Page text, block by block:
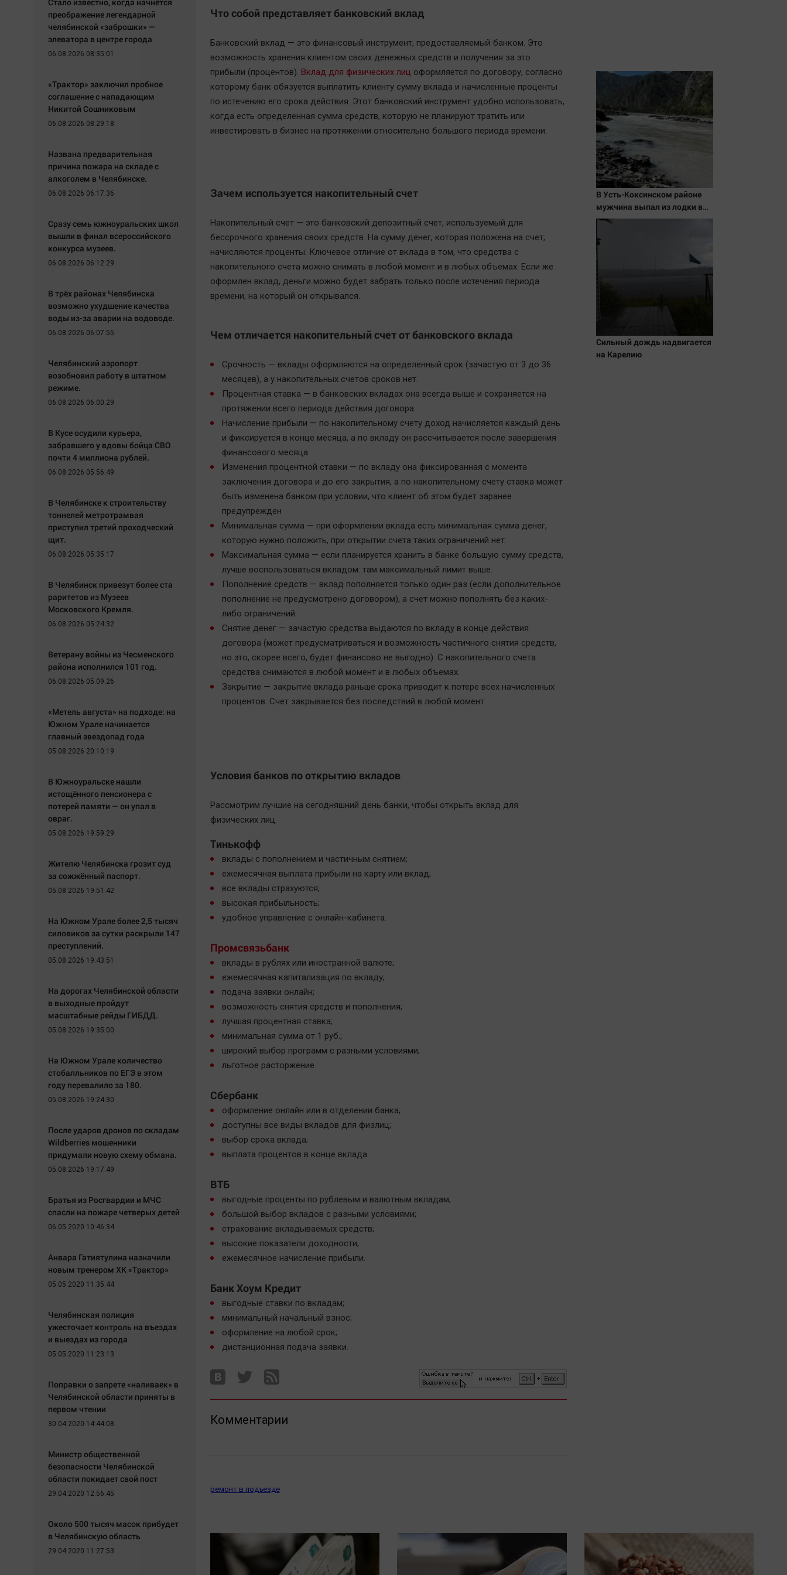
Что собой представляет банковский вклад
Банковский вклад — это финансовый инструмент, предоставляемый банком. Это
возможность хранения клиентом своих денежных средств и получения за это
прибыли (процентов). Вклад для физических лиц оформляется по договору, согласно
которому банк обязуется выплатить клиенту сумму вклада и начисленные проценты
по истечению его срока действия. Этот банковский инструмент удобно использовать,
когда есть определенная сумма средств, которую не планируют тратить или
инвестировать в бизнес на протяжении относительно большого периода времени.
Зачем используется накопительный счет
Накопительный счет — это банковский депозитный счет, используемый для
бессрочного хранения своих средств. На сумму денег, которая положена на счет,
начисляются проценты. Ключевое отличие от вклада в том, что средства с
накопительного счета можно снимать в любой момент и в любых объемах. Если же
оформлен вклад, деньги можно будет забрать только после истечения периода
времени, на который он открывался.
Чем отличается накопительный счет от банковского вклада
Срочность — вклады оформляются на определенный срок (зачастую от 3 до 36
месяцев), а у накопительных счетов сроков нет.
Процентная ставка — в банковских вкладах она всегда выше и сохраняется на
протяжении всего периода действия договора.
Начисление прибыли — по накопительному счету доход начисляется каждый день
и фиксируется в конце месяца, а по вкладу он рассчитывается после завершения
финансового месяца.
Изменения процентной ставки — по вкладу она фиксированная с момента
заключения договора и до его закрытия, а по накопительному счету ставка может
быть изменена банком при условии, что клиент об этом будет заранее
предупрежден
Минимальная сумма — при оформлении вклада есть минимальная сумма денег,
которую нужно положить, при открытии счета таких ограничений нет.
Максимальная сумма — если планируется хранить в банке большую сумму средств,
лучше воспользоваться вкладом: там максимальный лимит выше.
Пополнение средств — вклад пополняется только один раз (если дополнительное
пополнение не предусмотрено договором), а счет можно пополнять без каких-
либо ограничений.
Снятие денег — зачастую средства выдаются по вкладу в конце действия
договора (может предусматриваться и возможность частичного снятия средств,
но это, скорее всего, будет финансово не выгодно). С накопительного счета
средства снимаются в любой момент и в любых объемах.
Закрытие — закрытие вклада раньше срока приводит к потере всех начисленных
процентов. Счет закрывается без последствий в любой момент
Условия банков по открытию вкладов
Рассмотрим лучшие на сегодняшний день банки, чтобы открыть вклад для
физических лиц.
Тинькофф
вклады с пополнением и частичным снятием;
ежемесячная выплата прибыли на карту или вклад;
все вклады страхуются;
высокая прибыльность;
удобное управление с онлайн-кабинета.
Промсвязьбанк
вклады в рублях или иностранной валюте;
ежемесячная капитализация по вкладу;
подача заявки онлайн;
возможность снятия средств и пополнения;
лучшая процентная ставка;
минимальная сумма от 1 руб.;
широкий выбор программ с разными условиями;
льготное расторжение.
Сбербанк
оформление онлайн или в отделении банка;
доступны все виды вкладов для физлиц;
выбор срока вклада;
выплата процентов в конце вклада.
ВТБ
выгодные проценты по рублевым и валютным вкладам;
большой выбор вкладов с разными условиями;
страхование вкладываемых средств;
высокие показатели доходности;
ежемесячное начисление прибыли.
Банк Хоум Кредит
выгодные ставки по вкладам;
минимальный начальный взнос;
оформление на любой срок;
дистанционная подача заявки.
Комментарии
ремонт в подъезде
В Усть-Коксинском районе
мужчина выпал из лодки в
Катунь и пропал
Сильный дождь надвигается
на Карелию
преображение легендарной
челябинской «заброшки» —
элеватора в центре города
06.08.2026 08:35:01
«Трактор» заключил пробное
соглашение с нападающим
Никитой Сошниковым
06.08.2026 08:29:18
Названа предварительная
причина пожара на складе с
алкоголем в Челябинске.
06.08.2026 06:17:36
Сразу семь южноуральских школ
вышли в финал всероссийского
конкурса музеев.
06.08.2026 06:12:29
В трёх районах Челябинска
возможно ухудшение качества
воды из-за аварии на водоводе.
06.08.2026 06:07:55
Челябинский аэропорт
возобновил работу в штатном
режиме.
06.08.2026 06:00:29
В Кусе осудили курьера,
забравшего у вдовы бойца СВО
почти 4 миллиона рублей.
06.08.2026 05:56:49
В Челябинске к строительству
тоннелей метротрамвая
приступил третий проходческий
щит.
06.08.2026 05:35:17
В Челябинск привезут более ста
раритетов из Музеев
Московского Кремля.
06.08.2026 05:24:32
Ветерану войны из Чесменского
района исполнился 101 год.
06.08.2026 05:09:26
«Метель августа» на подходе: на
Южном Урале начинается
главный звездопад года
05.08.2026 20:10:19
В Южноуральске нашли
истощённого пенсионера с
потерей памяти — он упал в
овраг.
05.08.2026 19:59:29
Жителю Челябинска грозит суд
за сожжённый паспорт.
05.08.2026 19:51:42
На Южном Урале более 2,5 тысяч
силовиков за сутки раскрыли 147
преступлений.
05.08.2026 19:43:51
На дорогах Челябинской области
в выходные пройдут
масштабные рейды ГИБДД.
05.08.2026 19:35:00
На Южном Урале количество
стобалльников по ЕГЭ в этом
году перевалило за 180.
05.08.2026 19:24:30
После ударов дронов по складам
Wildberries мошенники
придумали новую схему обмана.
05.08.2026 19:17:49
Братья из Росгвардии и МЧС
спасли на пожаре четверых детей
06.05.2020 10:46:34
Анвара Гатиятулина назначили
новым тренером ХК «Трактор»
05.05.2020 11:35:44
Челябинская полиция
ужесточает контроль на въездах
и выездах из города
05.05.2020 11:23:13
Поправки о запрете «наливаек» в
Челябинской области приняты в
первом чтении
30.04.2020 14:44:08
Министр общественной
безопасности Челябинской
области покидает свой пост
29.04.2020 12:56:45
Около 500 тысяч масок прибудет
в Челябинскую область
29.04.2020 11:27:53